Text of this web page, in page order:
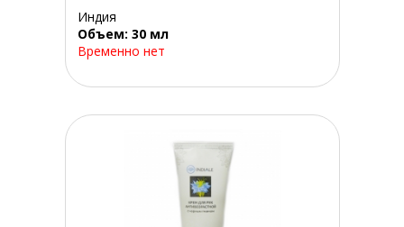
Индия
Объем: 30 мл
Временно нет